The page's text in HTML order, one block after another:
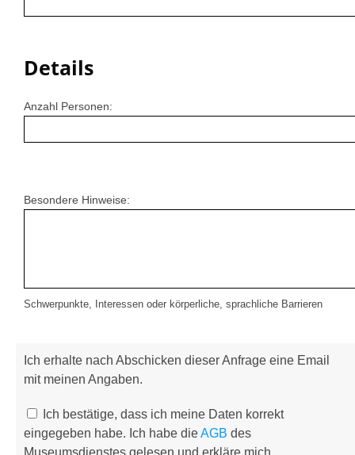
Details
Anzahl Personen:
Besondere Hinweise:
Schwerpunkte, Interessen oder körperliche, sprachliche Barrieren
Ich erhalte nach Abschicken dieser Anfrage eine Email
mit meinen Angaben.
Ich bestätige, dass ich meine Daten korrekt
eingegeben habe. Ich habe dieAGB des
Museumsdienstes gelesen und erkläre mich